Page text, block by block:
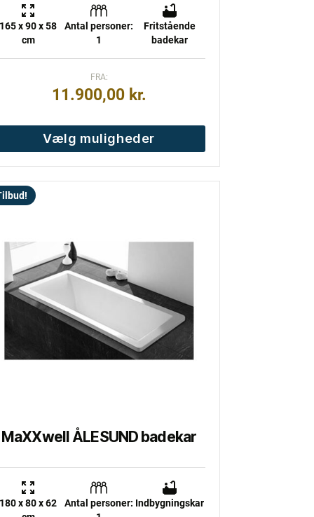
165 x 90 x 58
cm
Antal personer:
1
Fritstående
badekar
FRA:
11.900,00 kr.
Vælg muligheder
MaXXwell ÅLESUND badekar
180 x 80 x 62
Antal personer: Indbygningskar